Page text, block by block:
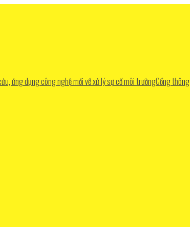
ứng dụng công nghệ mới về xử lý sự cố môi trườngCổng thông